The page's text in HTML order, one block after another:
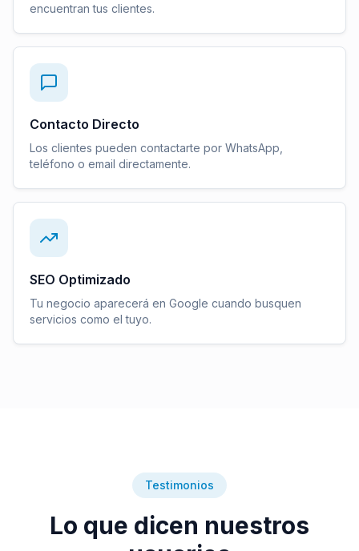
encuentran tus clientes.
Contacto Directo
Los clientes pueden contactarte por WhatsApp,
teléfono o email directamente.
SEO Optimizado
Tu negocio aparecerá en Google cuando busquen
servicios como el tuyo.
Testimonios
Lo que dicen nuestros